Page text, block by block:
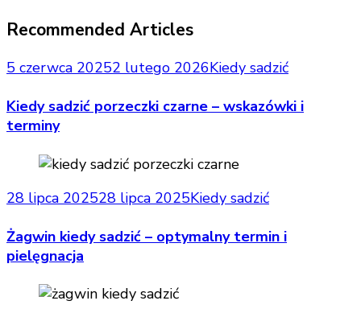
Recommended Articles
5 czerwca 20252 lutego 2026Kiedy sadzić
Kiedy sadzić porzeczki czarne – wskazówki i
terminy
28 lipca 202528 lipca 2025Kiedy sadzić
Żagwin kiedy sadzić – optymalny termin i
pielęgnacja